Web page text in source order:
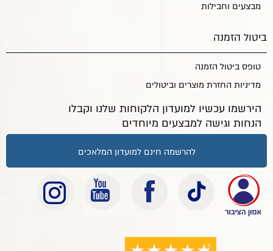
מבצעים וחבילות
ביטול הזמנה
טופס ביטול הזמנה
מדיניות החזרת מוצרים וביטולים
הירשמו עכשיו למועדון הלקוחות שלנו וקבלו
הנחות וגישה למבצעים מיוחדים
להרשמה חינם למועדון המלאכים